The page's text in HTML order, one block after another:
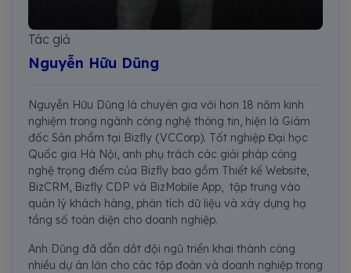
Tác giả
Nguyễn Hữu Dũng
Nguyễn Hữu Dũng là chuyên gia với hơn 18 năm kinh
nghiệm trong ngành công nghệ thông tin, hiện là Giám
đốc Sản phẩm tại Bizfly (VCCorp). Tốt nghiệp Đại học
Quốc gia Hà Nội, anh phụ trách các giải pháp công
nghệ trọng điểm của Bizfly bao gồm Thiết kế Website,
BizCRM, Bizfly CDP và BizMobile App, tập trung vào
quản lý khách hàng, phân tích dữ liệu và xây dựng hạ
tầng số toàn diện cho doanh nghiệp.
Anh Dũng đã dẫn dắt đội ngũ triển khai thành công
nhiều dự án lớn cho các tập đoàn và doanh nghiệp trong